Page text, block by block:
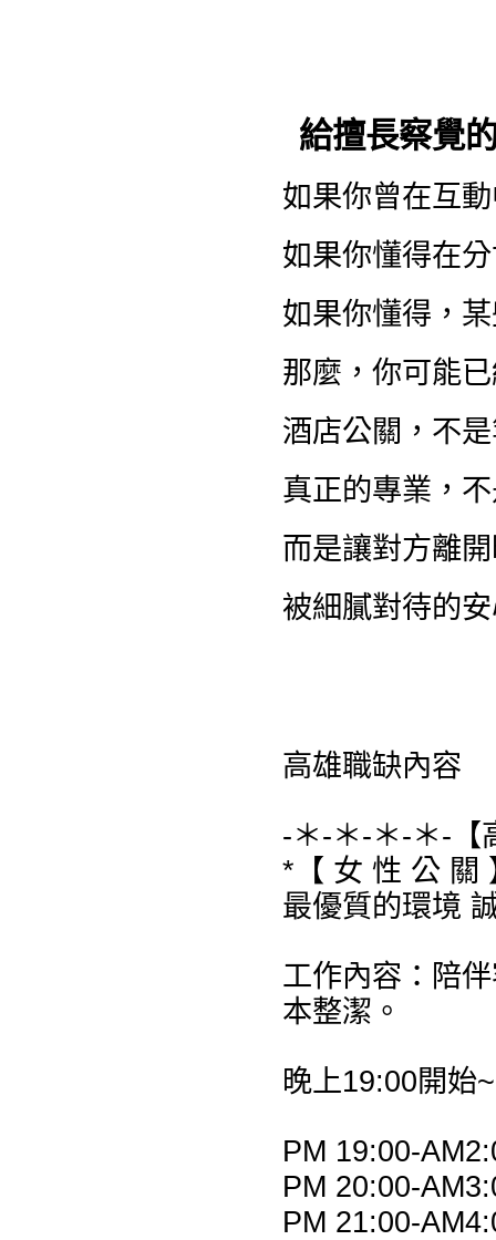
給擅長察覺
如果你曾在互
如果你懂得在
如果你懂得，
那麼，你可能
酒店公關，不
真正的專業，
而是讓對方離
被細膩對待的
高雄職缺內容
-＊-＊-＊-＊-【
*【 女 性 公 關
最優質的環境
工作內容：陪
本整潔。
晚上19:00開始~
PM 19:00-
PM 20:00-
PM 21:00-